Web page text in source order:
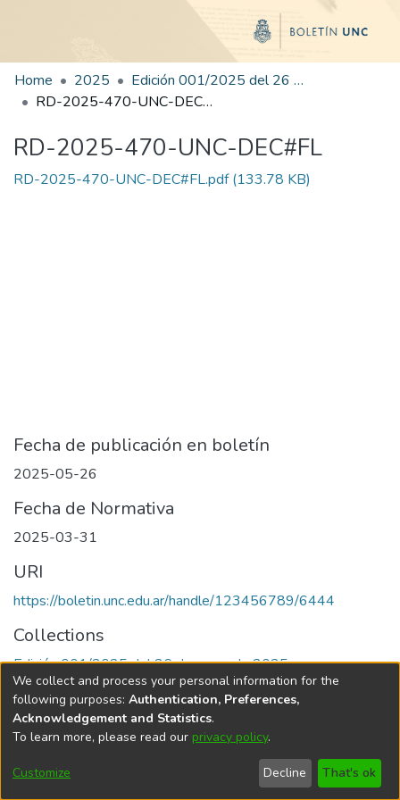
Home 2025
Edición 001/2025 del 26 de mayo de 2025
RD-2025-470-UNC-DEC#FL
RD-2025-470-UNC-DEC#FL
RD-2025-470-UNC-DEC#FL.pdf(133.78 KB)
Fecha de publicación en boletín
2025-05-26
Fecha de Normativa
2025-03-31
URI
https://boletin.unc.edu.ar/handle/123456789/6444
Collections
Edición 001/2025 del 26 de mayo de 2025
Universidad Nacional de Córdoba
We collect and process your personal information for the
following purposes: Authentication, Preferences,
Acknowledgement and Statistics.
To learn more, please read our privacy policy.
Customize Decline That's ok